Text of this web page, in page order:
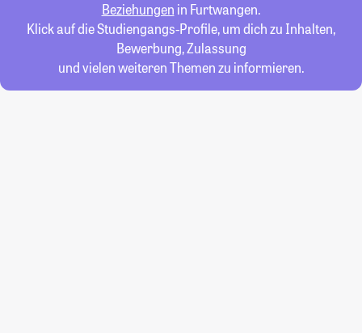
Beziehungen in Furtwangen.
Klick auf die Studiengangs-Profile, um dich zu Inhalten,
Bewerbung, Zulassung
und vielen weiteren Themen zu informieren.